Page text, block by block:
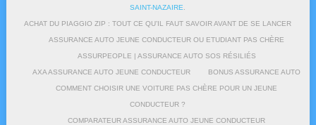
SAINT-NAZAIRE
ACHAT DU PIAGGIO ZIP : TOUT CE QU’IL FAUT SAVOIR AVANT DE SE LANCER
ASSURANCE AUTO JEUNE CONDUCTEUR OU ETUDIANT PAS CHÈRE
ASSURPEOPLE | ASSURANCE AUTO SOS RÉSILIÉS
AXA ASSURANCE AUTO JEUNE CONDUCTEUR BONUS ASSURANCE AUTO
COMMENT CHOISIR UNE VOITURE PAS CHÈRE POUR UN JEUNE
CONDUCTEUR ?
COMPARATEUR ASSURANCE AUTO JEUNE CONDUCTEUR